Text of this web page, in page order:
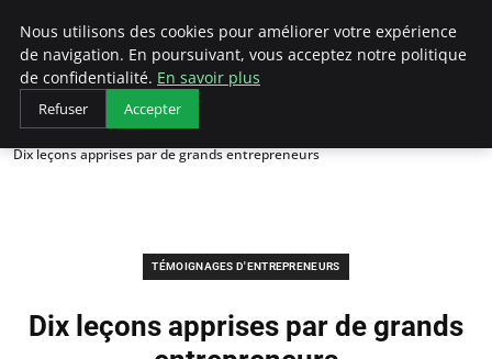
LECFCM
Accueil
Témoignages d'entrepreneurs
Dix leçons apprises par de grands entrepreneurs
TÉMOIGNAGES D'ENTREPRENEURS
Dix leçons apprises par de grands
Nous utilisons des cookies pour améliorer votre expérience
de navigation. En poursuivant, vous acceptez notre politique
de confidentialité. En savoir plus
Refuser Accepter